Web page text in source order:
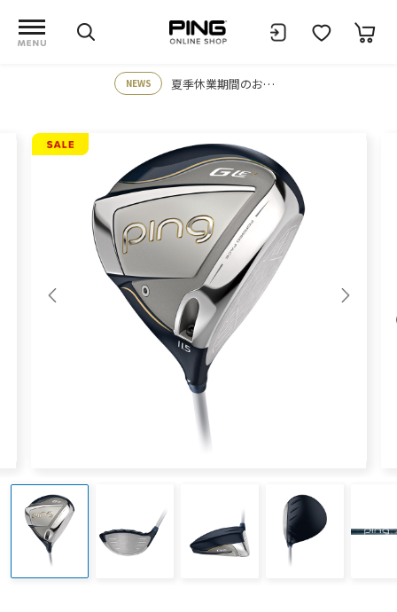
NEWS 夏季休業期間のお知らせ